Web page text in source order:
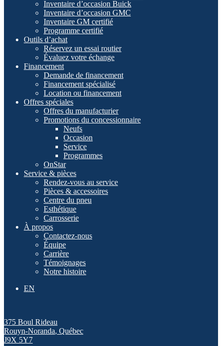
Inventaire d’occasion Buick
Inventaire d’occasion GMC
Inventaire GM certifié
Programme certifié
Outils d’achat
Réservez un essai routier
Évaluez votre échange
Financement
Demande de financement
Financement spécialisé
Location ou financement
Offres spéciales
Offres du manufacturier
Promotions du concessionnaire
Neufs
Occasion
Service
Programmes
OnStar
Service & pièces
Rendez-vous au service
Pièces & accessoires
Centre du pneu
Esthétique
Carrosserie
À propos
Contactez-nous
Équipe
Carrière
Témoignages
Notre histoire
EN
375 Boul Rideau
Rouyn-Noranda, Québec
J9X 5Y7